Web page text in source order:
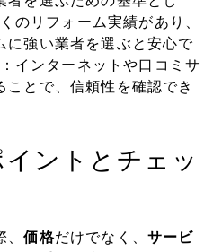
のリフォーム実績があり、
に強い業者を選ぶと安心で
インターネットや口コミサ
ことで、信頼性を確認でき
ントとチェッ
、価格だけでなく、サービ